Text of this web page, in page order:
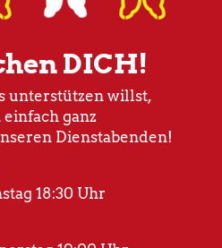
DICH!
unterstützen willst,
ganz
Dienstabenden!
18:30 Uhr